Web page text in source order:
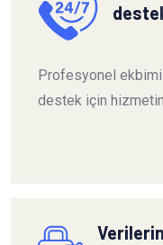
Profesyonel
destek için